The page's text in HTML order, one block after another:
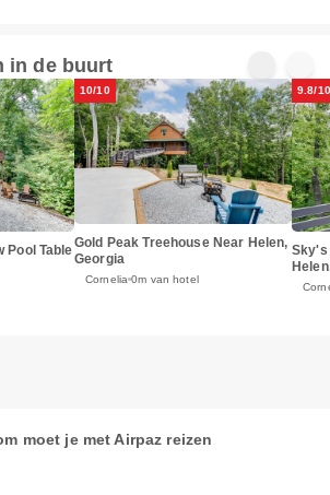
in de buurt
Pool Table
10/10
Gold Peak Treehouse Near Helen,
Georgia
Cornelia 0m van hotel
9.8/10
Sky's
moet je met Airpaz reizen